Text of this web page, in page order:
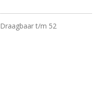
Draagbaar t/m 52